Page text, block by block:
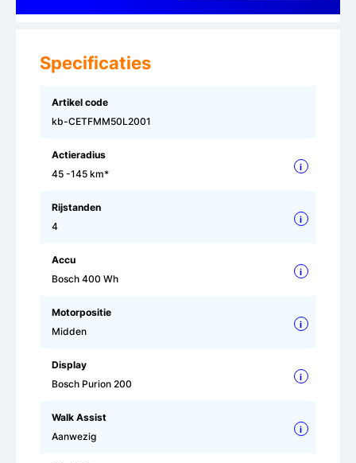
Specificaties
Artikel code
kb-CETFMM50L2001
Actieradius
45 -145 km*
i
Rijstanden
4
i
Accu
Bosch 400 Wh
i
Motorpositie
Midden
i
Display
Bosch Purion 200
i
Walk Assist
Aanwezig
i